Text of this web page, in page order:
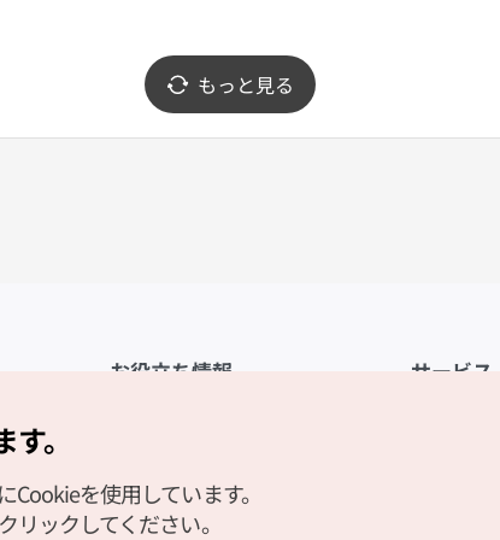
もっと見る
お役立ち情報
観光資料ダウンロード
サービス
。
を使用しています。
ックしてください。